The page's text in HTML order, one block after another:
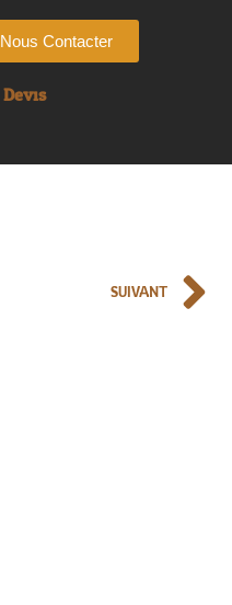
Nous Contacter
Devis
SUIVANT